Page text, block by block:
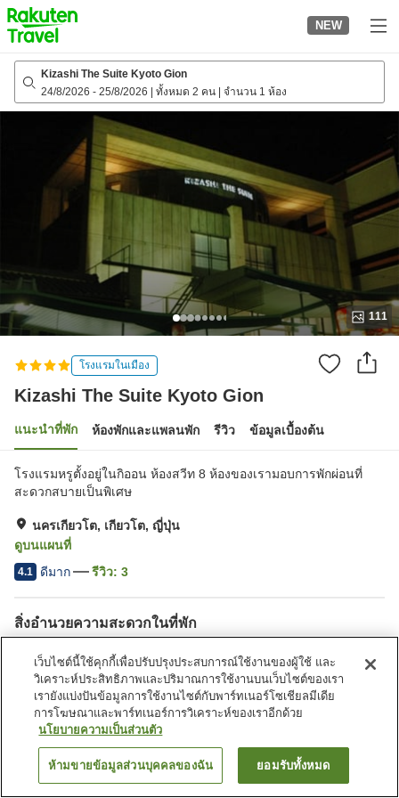
to
top
page
NEW
Kizashi The Suite Kyoto Gion
24/8/2026 - 25/8/2026 ทั้งหมด 2 คน จำนวน 1 ห้อง
111
โรงแรมในเมือง
Kizashi The Suite Kyoto Gion
แนะนำที่พัก ห้องพักและแพลนพัก รีวิว ข้อมูลเบื้องต้น
โรงแรมหรูตั้งอยู่ในกิออน ห้องสวีท 8 ห้องของเรามอบการพักผ่อนที่
สะดวกสบายเป็นพิเศษ
นครเกียวโต, เกียวโต, ญี่ปุ่น
ดูบนแผนที่
4.1 ดีมาก รีวิว: 3
สิ่งอำนวยความสะดวกในที่พัก
รูมเซอร์วิส
บริการโทรปลุก
หน้าแรก ญี่ปุ่น เกียวโต
นครเกียวโต
Kizashi The Suite Kyoto Gion
ค้นหาห้องพัก
เว็บไซต์นี้ใช้คุกกี้เพื่อปรับปรุงประสบการณ์ใช้งานของผู้ใช้ และ
วิเคราะห์ประสิทธิภาพและปริมาณการใช้งานบนเว็บไซต์ของเรา
เรายังแบ่งปันข้อมูลการใช้งานไซต์กับพาร์ทเนอร์โซเชียลมีเดีย
การโฆษณาและพาร์ทเนอร์การวิเคราะห์ของเราอีกด้วย
นโยบายความเป็นส่วนตัว
ห้ามขายข้อมูลส่วนบุคคลของฉัน ยอมรับทั้งหมด